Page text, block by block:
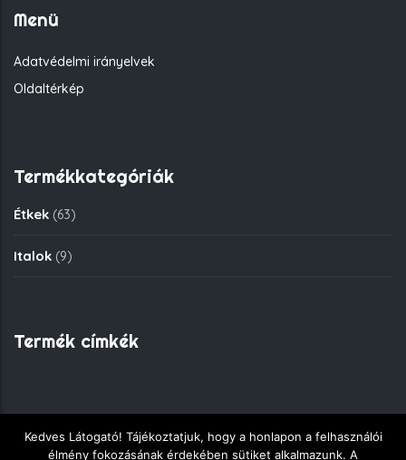
Menü
Adatvédelmi irányelvek
Oldaltérkép
Termékkategóriák
Étkek (63)
Italok (9)
Termék címkék
Copyright © 2018 - Fekete Sas Gyorsétkezde - Minden jog
Kedves Látogató! Tájékoztatjuk, hogy a honlapon a felhasználói
élmény fokozásának érdekében sütiket alkalmazunk. A